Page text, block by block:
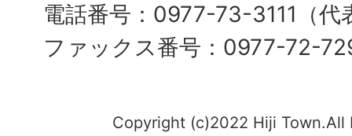
電話番号：0977-73-3111（代
ファックス番号：0977-72-
Copyright (c)2022 Hiji Town.All